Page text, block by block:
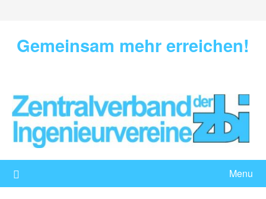
contentGemeinsam mehr erreichen!
Menu